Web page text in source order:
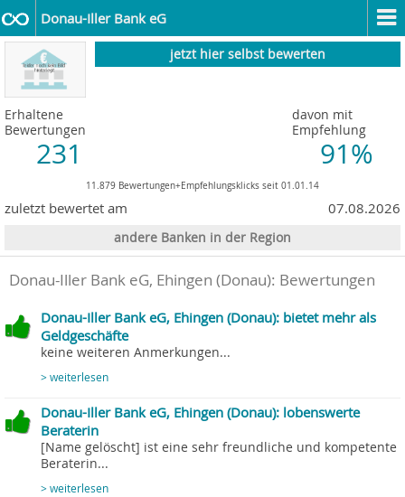
Donau-Iller Bank eG
jetzt hier selbst bewerten
Erhaltene
Bewertungen
231
davon mit
Empfehlung
91%
11.879 Bewertungen+Empfehlungsklicks seit 01.01.14
zuletzt bewertet am 07.08.2026
andere Banken in der Region
Donau-Iller Bank eG, Ehingen (Donau): Bewertungen
Donau-Iller Bank eG, Ehingen (Donau): bietet mehr als
Geldgeschäfte
keine weiteren Anmerkungen...
> weiterlesen
Donau-Iller Bank eG, Ehingen (Donau): lobenswerte
Beraterin
[Name gelöscht] ist eine sehr freundliche und kompetente
Beraterin...
> weiterlesen